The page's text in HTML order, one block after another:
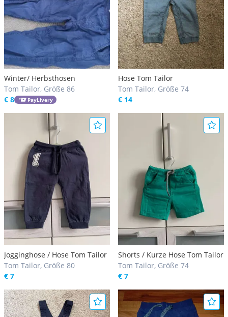
Winter/ Herbsthosen
Tom Tailor, Größe 86
€ 8
PayLivery
Hose Tom Tailor
Tom Tailor, Größe 74
€ 14
Jogginghose / Hose Tom Tailor
Tom Tailor, Größe 80
€ 7
Shorts / Kurze Hose Tom Tailor
Tom Tailor, Größe 74
€ 7